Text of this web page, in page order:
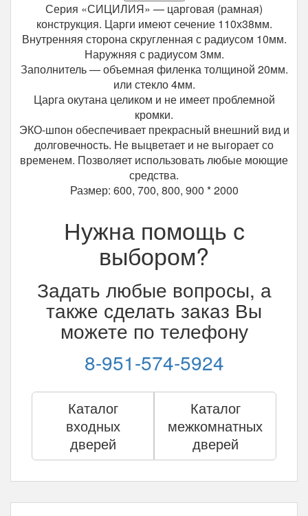
Optima
Porte
Сицилия
701.1
(глухая)
Серия «СИЦИЛИЯ» — царговая (рамная)
конструкция. Царги имеют сечение 110х38мм.
Внутренняя сторона скругленная с радиусом 10мм.
Наружняя с радиусом 3мм.
Заполнитель — объемная филенка толщиной 20мм.
или стекло 4мм.
Царга окутана целиком и не имеет проблемной
кромки.
ЭКО-шпон обеспечивает прекрасный внешний вид и
долговечность. Не выцветает и не выгорает со
временем. Позволяет использовать любые моющие
средства.
Размер: 600, 700, 800, 900 * 2000
Нужна помощь с
выбором?
Задать любые вопросы, а
также сделать заказ Вы
можете по телефону
8-951-574-5924
Каталог
входных
дверей
Каталог
межкомнатных
дверей